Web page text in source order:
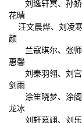
刘逸轩冥、孙娇
花晴
汪文晨烨、刘凌
颜
兰寇琪尔、张师
惠馨
刘秦羽翎、刘宫
剑雨
涂笙晓梦、涂阁
龙冰
刘轩慕翊、刘乐